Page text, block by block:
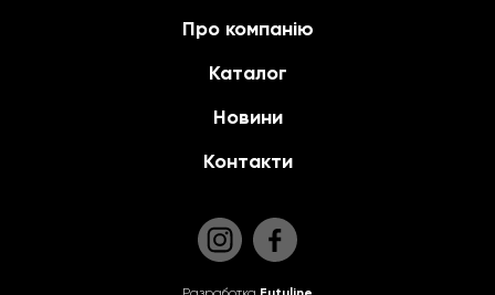
Про компанію
Каталог
Новини
Контакти